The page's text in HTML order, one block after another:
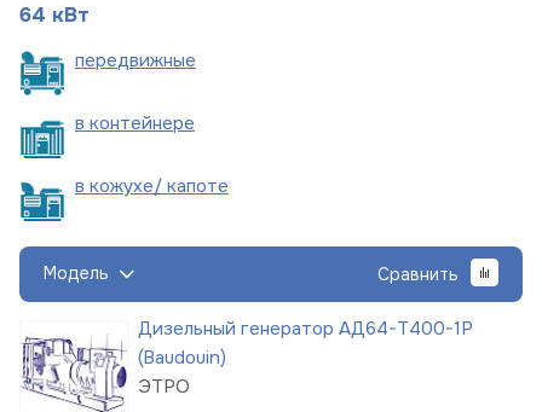
64 кВт
передвижные
в контейнере
в кожухе/ капоте
Модель Сравнить
Дизельный генератор АД64-Т400-1Р
(Baudouin)
ЭТРО